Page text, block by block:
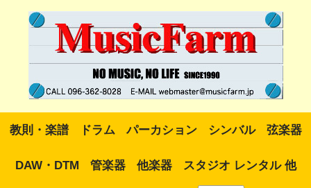
教則・楽譜 ドラム パーカション シンバル 弦楽器
DAW・DTM 管楽器 他楽器 スタジオ レンタル 他